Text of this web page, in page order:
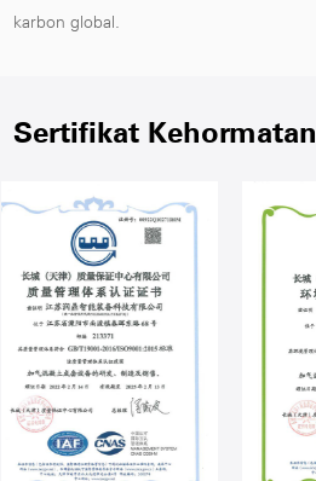
karbon global.
Sertifikat Kehormatan